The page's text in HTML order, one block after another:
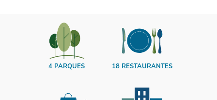
4 PARQUES 18 RESTAURANTES